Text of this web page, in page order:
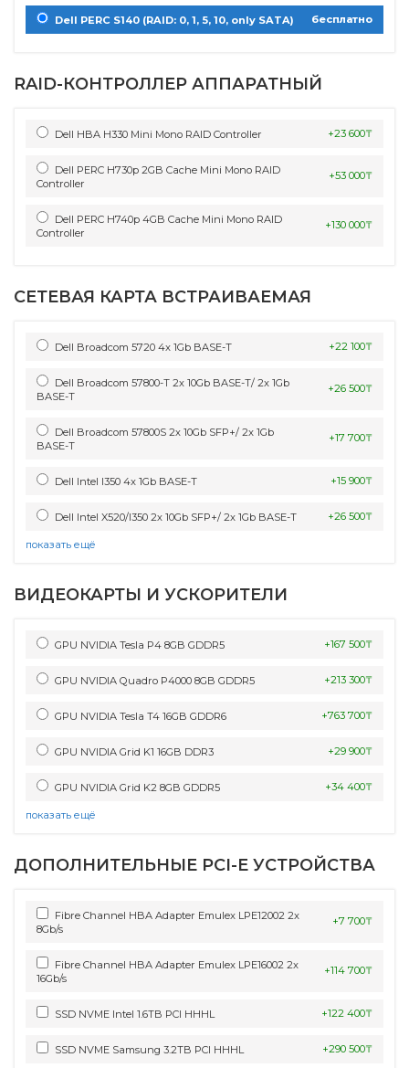
Dell PERC S140 (RAID: 0, 1, 5, 10, only SATA) бесплатно
RAID-КОНТРОЛЛЕР АППАРАТНЫЙ
Dell HBA H330 Mini Mono RAID Controller +23 600₸
Dell PERC H730p 2GB Cache Mini Mono RAID
Controller
+53 000₸
Dell PERC H740p 4GB Cache Mini Mono RAID
Controller
+130 000₸
СЕТЕВАЯ КАРТА ВСТРАИВАЕМАЯ
Dell Broadcom 5720 4x 1Gb BASE-T +22 100₸
Dell Broadcom 57800-T 2х 10Gb BASE-T/ 2x 1Gb
BASE-T
+26 500₸
Dell Broadcom 57800S 2х 10Gb SFP+/ 2x 1Gb
BASE-T
+17 700₸
Dell Intel I350 4x 1Gb BASE-T +15 900₸
Dell Intel X520/I350 2х 10Gb SFP+/ 2x 1Gb BASE-T +26 500₸
показать ещё
ВИДЕОКАРТЫ И УСКОРИТЕЛИ
GPU NVIDIA Tesla P4 8GB GDDR5 +167 500₸
GPU NVIDIA Quadro P4000 8GB GDDR5 +213 300₸
GPU NVIDIA Tesla T4 16GB GDDR6 +763 700₸
GPU NVIDIA Grid K1 16GB DDR3 +29 900₸
GPU NVIDIA Grid K2 8GB GDDR5 +34 400₸
показать ещё
ДОПОЛНИТЕЛЬНЫЕ PCI-E УСТРОЙСТВА
Fibre Channel HBA Adapter Emulex LPE12002 2x
8Gb/s
+7 700₸
Fibre Channel HBA Adapter Emulex LPE16002 2x
16Gb/s
+114 700₸
SSD NVME Intel 1.6TB PCI HHHL +122 400₸
SSD NVME Samsung 3.2TB PCI HHHL +290 500₸